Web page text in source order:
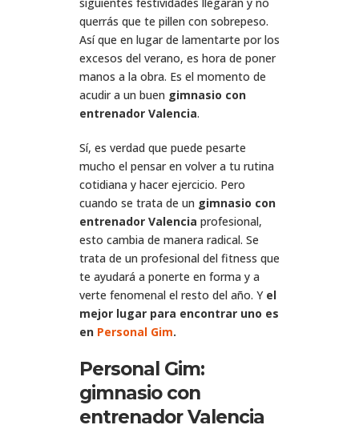
querrás que te pillen con sobrepeso.
Así que en lugar de lamentarte por los
excesos del verano, es hora de poner
manos a la obra. Es el momento de
acudir a un buen gimnasio con
entrenador Valencia.
Sí, es verdad que puede pesarte
mucho el pensar en volver a tu rutina
cotidiana y hacer ejercicio. Pero
cuando se trata de un gimnasio con
entrenador Valencia profesional,
esto cambia de manera radical. Se
trata de un profesional del fitness que
te ayudará a ponerte en forma y a
verte fenomenal el resto del año. Y el
mejor lugar para encontrar uno es
en Personal Gim.
Personal Gim:
gimnasio con
entrenador Valencia